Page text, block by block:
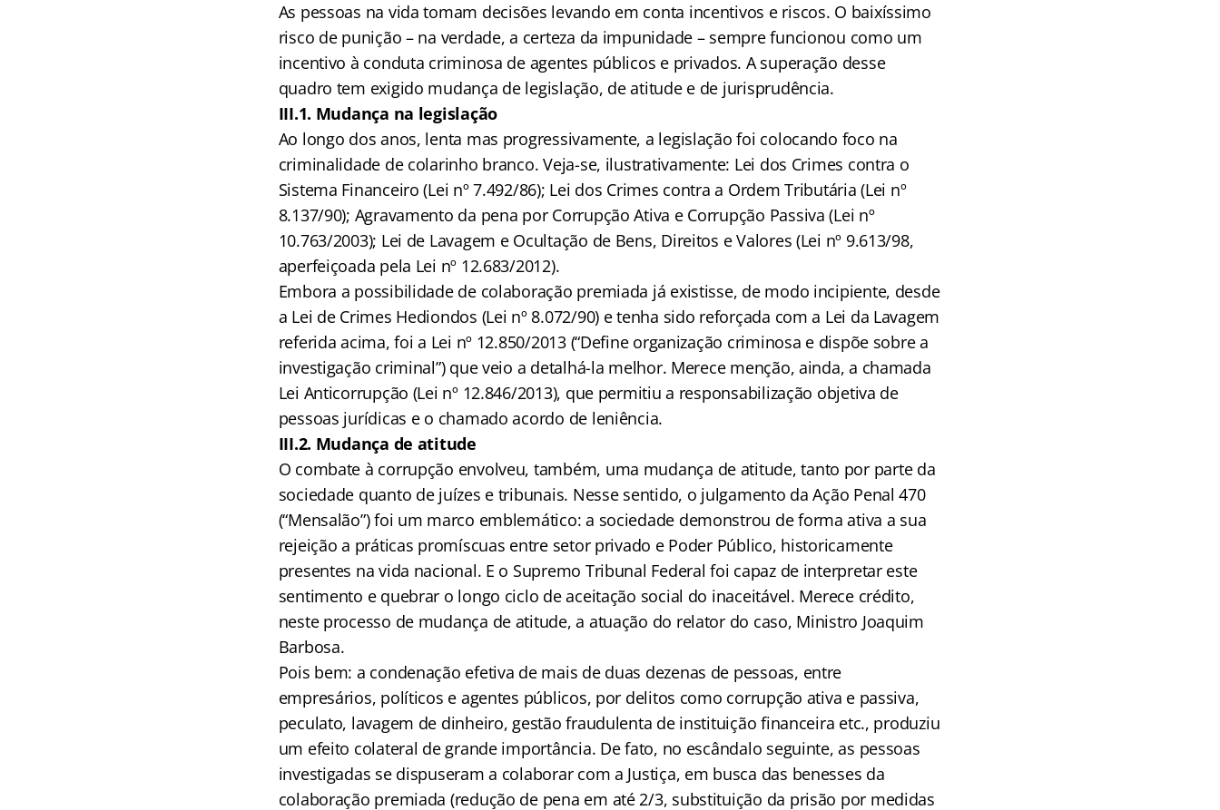
As pessoas na vida tomam decisões levando em conta incentivos e riscos. O baixíssimo
risco de punição – na verdade, a certeza da impunidade – sempre funcionou como um
incentivo à conduta criminosa de agentes públicos e privados. A superação desse
quadro tem exigido mudança de legislação, de atitude e de jurisprudência.
III.1. Mudança na legislação
Ao longo dos anos, lenta mas progressivamente, a legislação foi colocando foco na
criminalidade de colarinho branco. Veja-se, ilustrativamente: Lei dos Crimes contra o
Sistema Financeiro (Lei nº 7.492/86); Lei dos Crimes contra a Ordem Tributária (Lei nº
8.137/90); Agravamento da pena por Corrupção Ativa e Corrupção Passiva (Lei nº
10.763/2003); Lei de Lavagem e Ocultação de Bens, Direitos e Valores (Lei nº 9.613/98,
aperfeiçoada pela Lei nº 12.683/2012).
Embora a possibilidade de colaboração premiada já existisse, de modo incipiente, desde
a Lei de Crimes Hediondos (Lei nº 8.072/90) e tenha sido reforçada com a Lei da Lavagem
referida acima, foi a Lei nº 12.850/2013 (“Define organização criminosa e dispõe sobre a
investigação criminal”) que veio a detalhá-la melhor. Merece menção, ainda, a chamada
Lei Anticorrupção (Lei nº 12.846/2013), que permitiu a responsabilização objetiva de
pessoas jurídicas e o chamado acordo de leniência.
III.2. Mudança de atitude
O combate à corrupção envolveu, também, uma mudança de atitude, tanto por parte da
sociedade quanto de juízes e tribunais. Nesse sentido, o julgamento da Ação Penal 470
(“Mensalão”) foi um marco emblemático: a sociedade demonstrou de forma ativa a sua
rejeição a práticas promíscuas entre setor privado e Poder Público, historicamente
presentes na vida nacional. E o Supremo Tribunal Federal foi capaz de interpretar este
sentimento e quebrar o longo ciclo de aceitação social do inaceitável. Merece crédito,
neste processo de mudança de atitude, a atuação do relator do caso, Ministro Joaquim
Barbosa.
Pois bem: a condenação efetiva de mais de duas dezenas de pessoas, entre
empresários, políticos e agentes públicos, por delitos como corrupção ativa e passiva,
peculato, lavagem de dinheiro, gestão fraudulenta de instituição financeira etc., produziu
um efeito colateral de grande importância. De fato, no escândalo seguinte, as pessoas
investigadas se dispuseram a colaborar com a Justiça, em busca das benesses da
colaboração premiada (redução de pena em até 2/3, substituição da prisão por medidas